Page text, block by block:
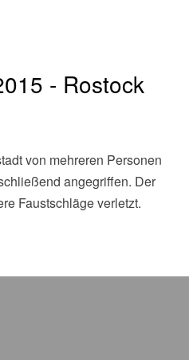
- Rostock
angegriffen. Der
Faustschläge verletzt.